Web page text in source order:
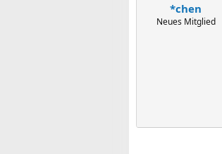
*chen
Neues Mitglied